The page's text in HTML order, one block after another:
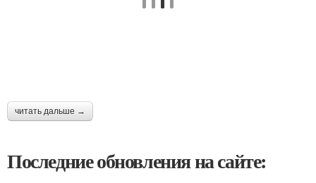
читать дальше →
Последние обновления на сайте: